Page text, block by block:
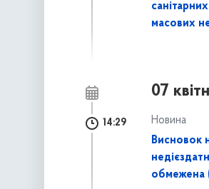
масових
07
14:29
Новина
Висновок
обмежена